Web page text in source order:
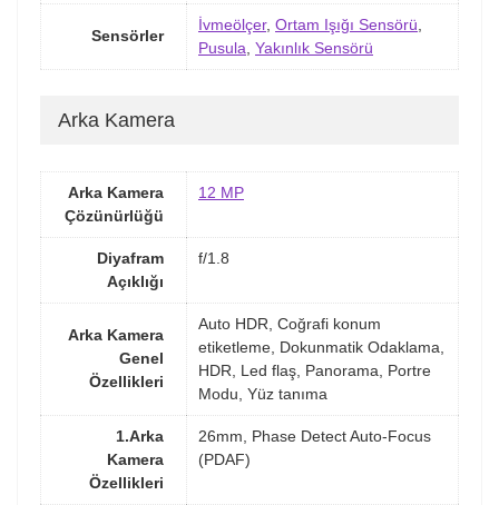
Sensörler
İvmeölçer, Ortam Işığı Sensörü
Pusula Yakınlık Sensörü
Arka Kamera
Arka Kamera
Çözünürlüğü
12 MP
Diyafram
Açıklığı
f/1.8
Arka Kamera
Genel
Özellikleri
Auto HDR, Coğrafi konum
etiketleme, Dokunmatik Odaklama,
HDR, Led flaş, Panorama, Portre
Modu, Yüz tanıma
1.Arka
Kamera
Özellikleri
26mm, Phase Detect Auto-Focus
(PDAF)